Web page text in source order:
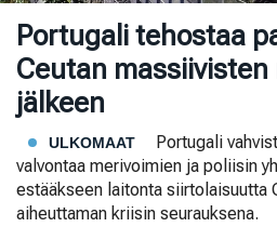
Portugali tehostaa
Ceutan
jälkeen
ULKOMAAT
Portugali
valvontaa merivoimien ja poliisin
estääkseen laitonta siirtolaisuutta
aiheuttaman kriisin seurauksena.